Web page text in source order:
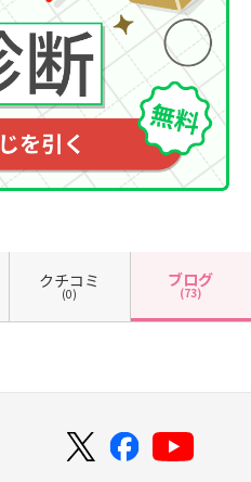
クチコミ
(0)
ブログ
(73)